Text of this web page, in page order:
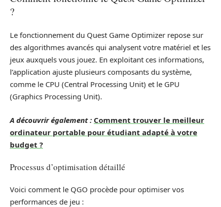
?
Le fonctionnement du Quest Game Optimizer repose sur
des algorithmes avancés qui analysent votre matériel et les
jeux auxquels vous jouez. En exploitant ces informations,
l’application ajuste plusieurs composants du système,
comme le CPU (Central Processing Unit) et le GPU
(Graphics Processing Unit).
A découvrir également : Comment trouver le meilleur
ordinateur portable pour étudiant adapté à votre
budget ?
Processus d’optimisation détaillé
Voici comment le QGO procède pour optimiser vos
performances de jeu :